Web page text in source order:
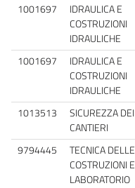
1001697
IDRAULICA E
COSTRUZIONI
IDRAULICHE
1001697
IDRAULICA E
COSTRUZIONI
IDRAULICHE
1013513
SICUREZZA DEI
CANTIERI
9794445
TECNICA DELLE
COSTRUZIONI E
LABORATORIO